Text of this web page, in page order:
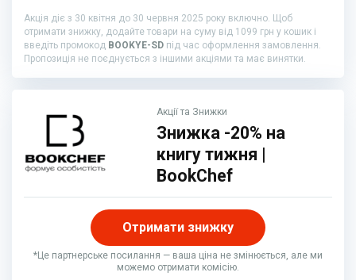
Акція діє з 30 квітня до 30 червня 2025 року включно. Щоб
отримати знижку, додайте товари на суму від 1099 грн у кошик і
введіть промокод BOOKYE-SD під час оформлення замовлення.
Пропозиція не поєднується з іншими акціями та має винятки.
Акції та Знижки
Знижка -20% на
книгу тижня |
BookChef
Отримати знижку
*Це партнерське посилання — ваша ціна не змінюється, але ми
можемо отримати комісію.